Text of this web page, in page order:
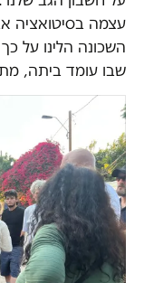
עצמה בסיטואציה
השכונה הלינו על
שבו עומד ביתה,